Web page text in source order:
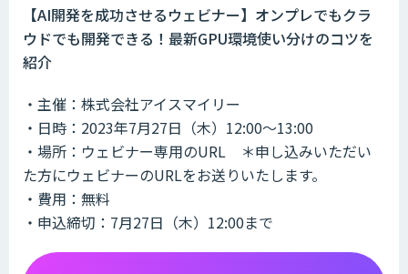
【AI開発を成功させるウェビナー】オンプレでもクラ
ウドでも開発できる！最新GPU環境使い分けのコツを
紹介
・主催：株式会社アイスマイリー
・日時：2023年7月27日（木）12:00～13:00
・場所：ウェビナー専用のURL ＊申し込みいただい
た方にウェビナーのURLをお送りいたします。
・費用：無料
・申込締切：7月27日（木）12:00まで